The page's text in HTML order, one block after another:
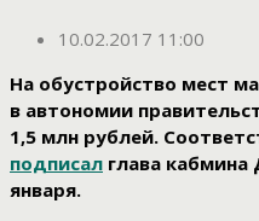
10.02.2017 11:00
На обустройство мест
в автономии
1,5 млн рублей.
подписал глава
января.